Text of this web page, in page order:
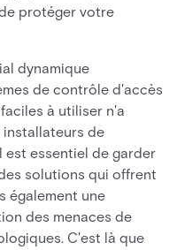
protéger votre
dynamique
de contrôle d'accès
à utiliser n'a
installateurs de
est essentiel de garder
solutions qui offrent
également une
des menaces de
C'est là que